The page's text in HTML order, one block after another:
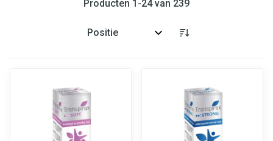
Producten 1 -24van 239
Sorteer op: